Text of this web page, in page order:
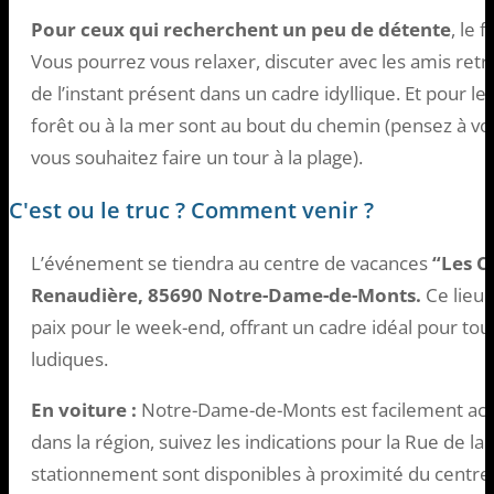
Pour ceux qui recherchent un peu de détente, le
Vous pourrez vous relaxer, discuter avec les amis
de l’instant présent dans un cadre idyllique. Et pour
forêt ou à la mer sont au bout du chemin (pensez à
vous souhaitez faire un tour à la plage).
C'est ou le truc ? Comment venir ?
L’événement se tiendra au centre de vacances“Les
Renaudière, 85690 Notre-Dame-de-Monts. Ce lieu
paix pour le week-end, offrant un cadre idéal pour
ludiques.
En voiture : Notre-Dame-de-Monts est facilement
dans la région, suivez les indications pour la Rue de
stationnement sont disponibles à proximité du